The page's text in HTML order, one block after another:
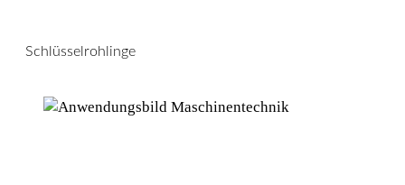
Schlüsselrohlinge